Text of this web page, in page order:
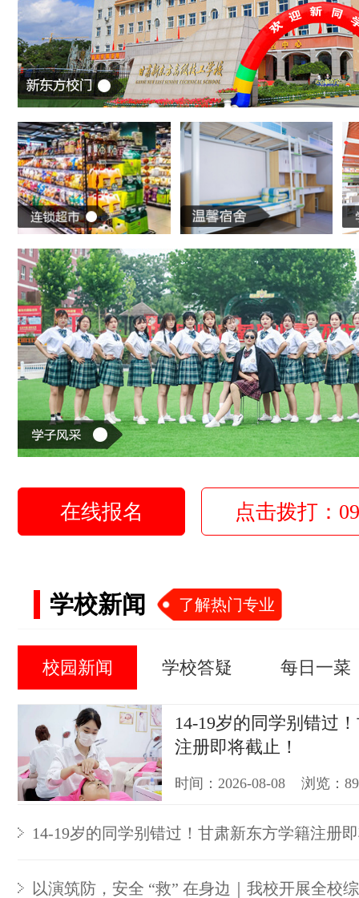
在线报名 点击拨打：
学校新闻 了解热门专业
校园新闻 学校答疑 每日一菜
14-19岁的同学别错过
注册即将截止！
时间：2026-08-08 浏览：
14-19岁的同学别错过！甘肃新东方学籍注册
以演筑防，安全 “救” 在身边｜我校开展全校综